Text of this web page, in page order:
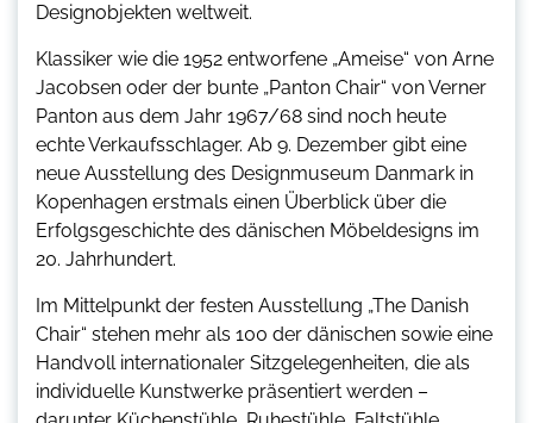
Designobjekten weltweit.
Klassiker wie die 1952 entworfene „Ameise“ von Arne
Jacobsen oder der bunte „Panton Chair“ von Verner
Panton aus dem Jahr 1967/68 sind noch heute
echte Verkaufsschlager. Ab 9. Dezember gibt eine
neue Ausstellung des Designmuseum Danmark in
Kopenhagen erstmals einen Überblick über die
Erfolgsgeschichte des dänischen Möbeldesigns im
20. Jahrhundert.
Im Mittelpunkt der festen Ausstellung „The Danish
Chair“ stehen mehr als 100 der dänischen sowie eine
Handvoll internationaler Sitzgelegenheiten, die als
individuelle Kunstwerke präsentiert werden –